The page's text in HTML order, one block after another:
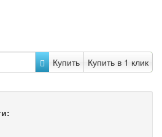
Купить Купить в 1 клик